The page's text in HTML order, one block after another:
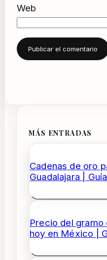
Web
MÁS ENTRADAS
Cadenas de oro
Guadalajara |
Precio del gramo
hoy en México |